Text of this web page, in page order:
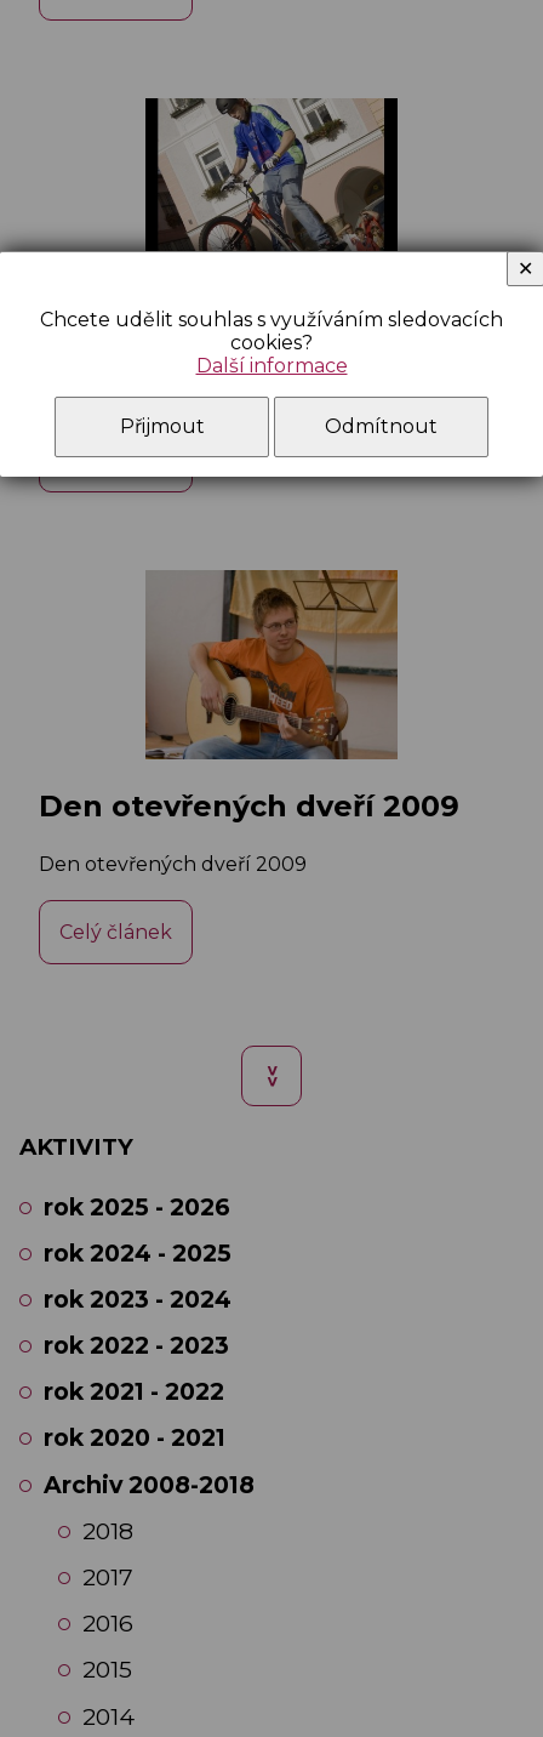
Zažít město jinak
Zažít město jinak
Celý článek
Den otevřených dveří 2009
Den otevřených dveří 2009
Celý článek
>>
AKTIVITY
rok 2025 - 2026
rok 2024 - 2025
rok 2023 - 2024
rok 2022 - 2023
rok 2021 - 2022
rok 2020 - 2021
Archiv 2008-2018
2018
2017
2016
2015
2014
Chcete udělit souhlas s využíváním sledovacích
cookies?
Další informace
Přijmout Odmítnout
✕